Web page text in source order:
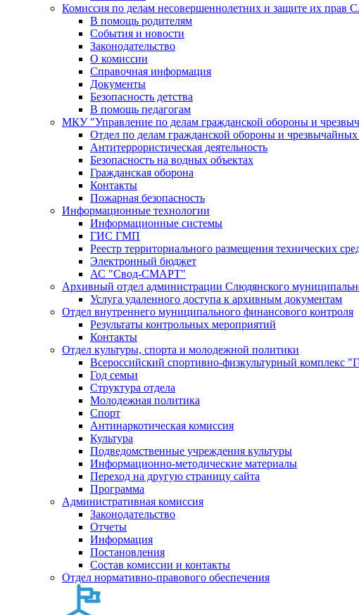
Комиссия по делам несовершеннолетних и защите их прав
В помощь родителям
События и новости
Законодательство
О комиссии
Справочная информация
Документы
Безопасность детства
В помощь педагогам
МКУ "Управление по делам гражданской обороны и
Отдел по делам гражданской обороны и
Антитеррористическая деятельность
Безопасность на водных объектах
Гражданская оборона
Контакты
Пожарная безопасность
Информационные технологии
Информационные системы
ГИС ГМП
Реестр территориального размещения технических
Электронный бюджет
АС "Свод-СМАРТ"
Архивный отдел администрации Слюдянского
Услуга удаленного доступа к архивным документам
Отдел внутреннего муниципального финансового контроля
Результаты контрольных мероприятий
Контакты
Отдел культуры, спорта и молодежной политики
Всероссийский спортивно-физкультурный комплекс
Год семьи
Структура отдела
Молодежная политика
Спорт
Антинаркотическая комиссия
Культура
Подведомственные учреждения культуры
Информационно-методические материалы
Переход на другую страницу сайта
Программа
Административная комиссия
Законодательство
Отчеты
Информация
Постановления
Состав комиссии и контакты
Отдел нормативно-правового обеспечения